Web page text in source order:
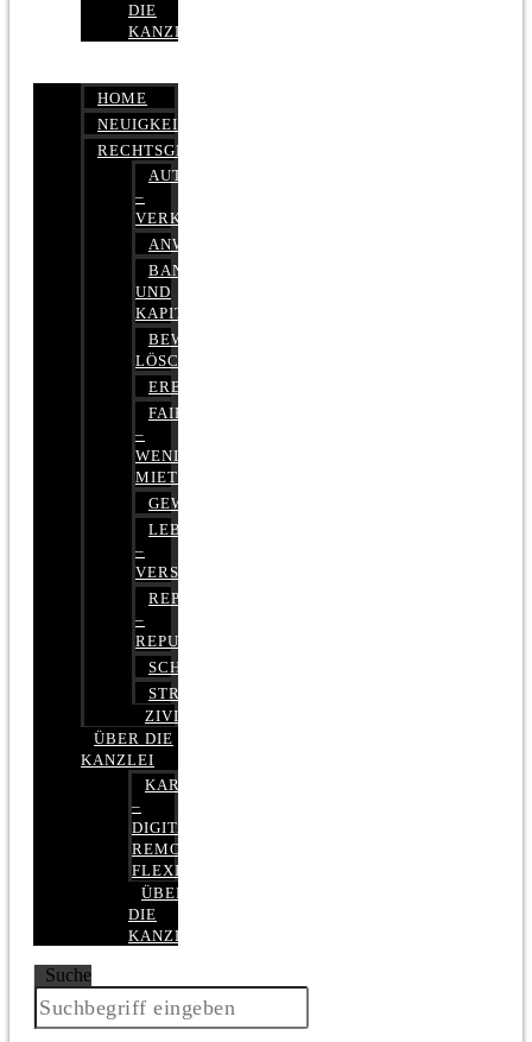
DIE
KANZLEI
HOME
NEUIGKEITEN
RECHTSGEBIETE
AUTOBETRUG
–
VERKEHRSRECHT
ANWALTSHAFTUNGSRECHT
BANK-
UND
KAPITALMARKTRECHT
BEWERTUNGEN
LÖSCHEN
ERBRECHT
FAIRMIETEN
–
WENIGER
MIETE
GEWERBERECHT
LEBENSVERSICHERUNG
–
VERSICHERUNGSRECHT
REPUTATIONSRECHT
–
REPUTATIONSMANAGEMENT
SCHUFARECHT
STRAFRECHT
ZIVILRECHT
ÜBER DIE
KANZLEI
KARRIERE
–
DIGITAL,
REMOTE,
FLEXIBEL
ÜBER
DIE
KANZLEI
Suche